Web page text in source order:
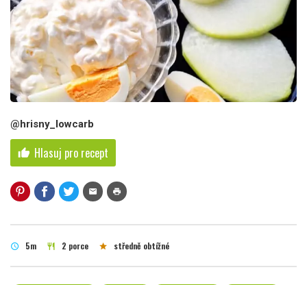
@hrisny_lowcarb
thumb_up Hlasuj pro recept
mail print
schedule 5m restaurant 2 porce star středně obtížné